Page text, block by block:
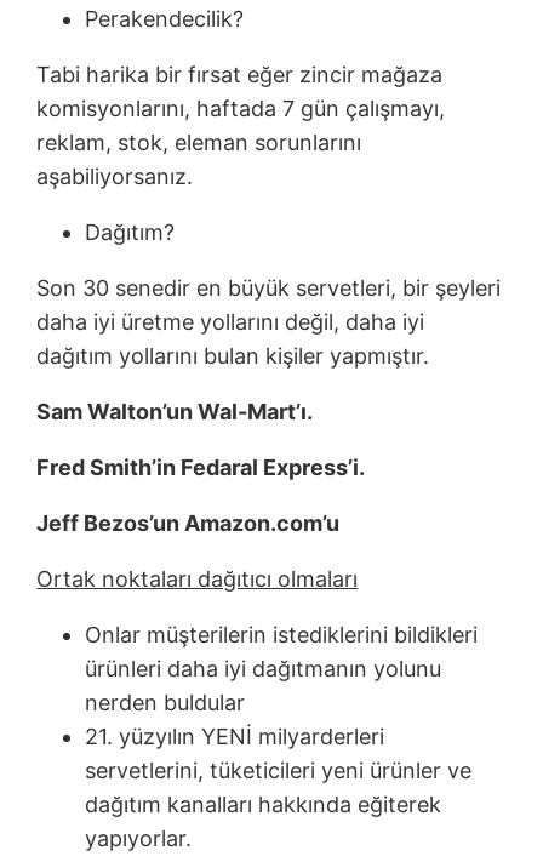
Perakendecilik?
Tabi harika bir fırsat eğer zincir mağaza
komisyonlarını, haftada 7 gün çalışmayı,
reklam, stok, eleman sorunlarını
aşabiliyorsanız.
Dağıtım?
Son 30 senedir en büyük servetleri, bir şeyleri
daha iyi üretme yollarını değil, daha iyi
dağıtım yollarını bulan kişiler yapmıştır.
Sam Walton’un Wal-Mart’ı.
Fred Smith’in Fedaral Express’i.
Jeff Bezos’un Amazon.com’u
Ortak noktaları dağıtıcı olmaları
Onlar müşterilerin istediklerini bildikleri
ürünleri daha iyi dağıtmanın yolunu
nerden buldular
21. yüzyılın YENİ milyarderleri
servetlerini, tüketicileri yeni ürünler ve
dağıtım kanalları hakkında eğiterek
yapıyorlar.